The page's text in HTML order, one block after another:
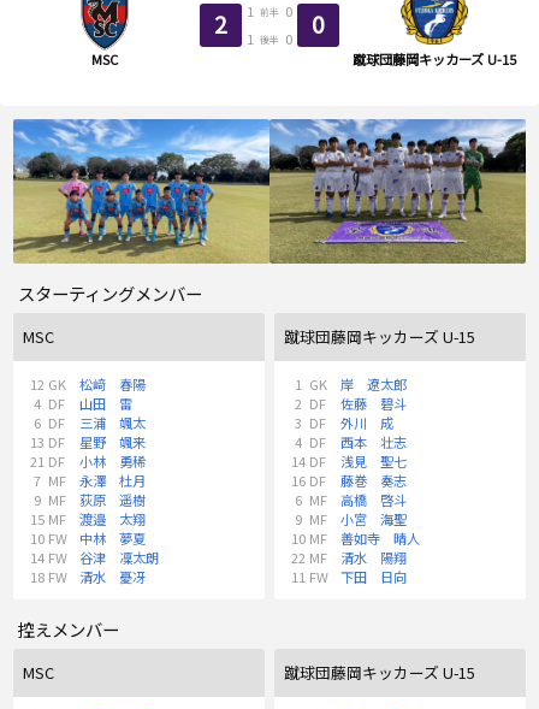
MSC
2 1 前半
0
1
後半 0 0
蹴球団藤岡キッカーズ U-15
スターティングメンバー
MSC
12 GK
松﨑 春陽
4 DF
山田 雷
6 DF
三浦 颯太
13 DF
星野 颯来
21 DF
小林 勇稀
7 MF
永澤 杜月
9 MF
荻原 遥樹
15 MF
渡邉 太翔
10 FW
中林 夢夏
14 FW
谷津 凜太朗
18 FW 清水 憂冴
蹴球団藤岡キッカーズ U-15
1 GK
岸 遼太郎
2 DF
佐藤 碧斗
3 DF
外川 成
4 DF
西本 壮志
14 DF
浅見 聖七
16 DF
藤巻 奏志
6 MF
高橋 啓斗
9 MF
小宮 海聖
10 MF
善如寺 晴人
22 MF
清水 陽翔
11 FW 下田 日向
控えメンバー
MSC 蹴球団藤岡キッカーズ U-15